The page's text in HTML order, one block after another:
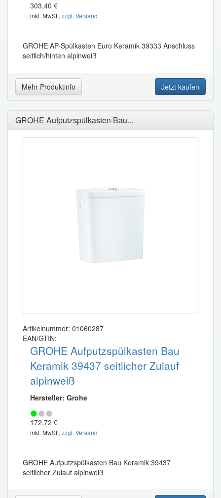
303,40 €
inkl. MwSt , zzgl. Versand
GROHE AP-Spülkasten Euro Keramik 39333 Anschluss
seitlich/hinten alpinweiß
Mehr Produktinfo Jetzt kaufen
GROHE Aufputzspülkasten Bau...
Artikelnummer: 01060287
EAN/GTIN:
GROHE Aufputzspülkasten Bau
Keramik 39437 seitlicher Zulauf
alpinweiß
Hersteller: Grohe
172,72 €
inkl. MwSt , zzgl. Versand
GROHE Aufputzspülkasten Bau Keramik 39437
seitlicher Zulauf alpinweiß